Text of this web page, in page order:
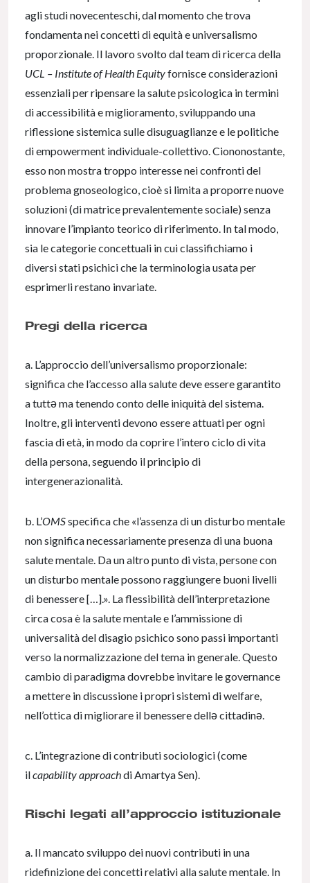
agli studi novecenteschi, dal momento che trova
fondamenta nei concetti di equità e universalismo
proporzionale. Il lavoro svolto dal team di ricerca della
UCL – Institute of Health Equityfornisce considerazioni
essenziali per ripensare la salute psicologica in termini
di accessibilità e miglioramento, sviluppando una
riflessione sistemica sulle disuguaglianze e le politiche
di empowerment individuale-collettivo. Ciononostante,
esso non mostra troppo interesse nei confronti del
problema gnoseologico, cioè si limita a proporre nuove
soluzioni (di matrice prevalentemente sociale) senza
innovare l’impianto teorico di riferimento. In tal modo,
sia le categorie concettuali in cui classifichiamo i
diversi stati psichici che la terminologia usata per
esprimerli restano invariate.
Pregi della ricerca
a. L’approccio dell’universalismo proporzionale:
significa che l’accesso alla salute deve essere garantito
a tuttə ma tenendo conto delle iniquità del sistema.
Inoltre, gli interventi devono essere attuati per ogni
fascia di età, in modo da coprire l’intero ciclo di vita
della persona, seguendo il principio di
intergenerazionalità.
b. L’OMSspecifica che «l’assenza di un disturbo mentale
non significa necessariamente presenza di una buona
salute mentale. Da un altro punto di vista, persone con
un disturbo mentale possono raggiungere buoni livelli
di benessere […].». La flessibilità dell’interpretazione
circa cosa è la salute mentale e l’ammissione di
universalità del disagio psichico sono passi importanti
verso la normalizzazione del tema in generale. Questo
cambio di paradigma dovrebbe invitare le governance
a mettere in discussione i propri sistemi di welfare,
nell’ottica di migliorare il benessere dellə cittadinə.
c. L’integrazione di contributi sociologici (come
ilcapability approachdi Amartya Sen).
Rischi legati all’approccio istituzionale
a. Il mancato sviluppo dei nuovi contributi in una
ridefinizione dei concetti relativi alla salute mentale. In